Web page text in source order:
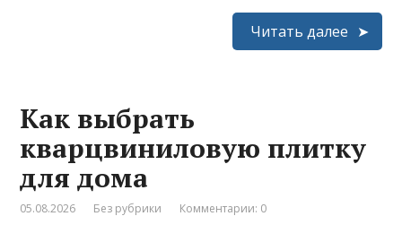
Читать далее
Как выбрать
кварцвиниловую плитку
для дома
05.08.2026 Без рубрики Комментарии: 0